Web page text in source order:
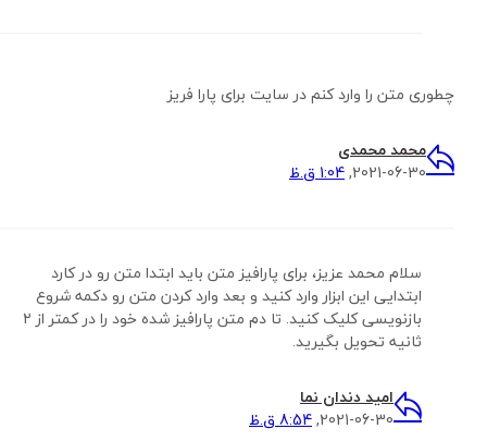
چطوری متن را وارد کنم در سایت برای پارا فریز
محمد محمدی
2021-06-30, 1:04 ق.ظ
سلام محمد عزیز، برای پارافیز متن باید ابتدا متن رو در کارد
ابتدایی این ابزار وارد کنید و بعد وارد کردن متن رو دکمه شروع
بازنویسی کلیک کنید. تا دم متن پارافیز شده خود را در کمتر از ۲
ثانیه تحویل بگیرید.
امید دندان نما
2021-06-30, 8:54 ق.ظ